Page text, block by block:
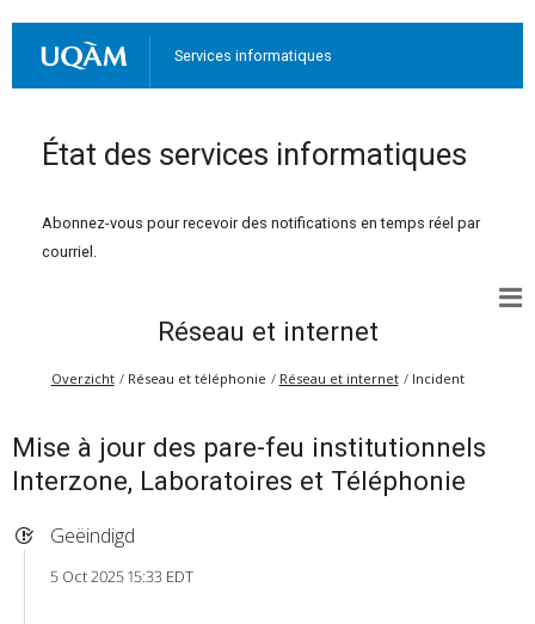
Services informatiques
État des services informatiques
Abonnez-vous pour recevoir des notifications en temps réel par
courriel.
Réseau et internet
Overzicht Réseau et téléphonie Réseau et internet Incident
Mise à jour des pare-feu institutionnels
Interzone, Laboratoires et Téléphonie
Geëindigd
5 Oct 2025 15:33 EDT